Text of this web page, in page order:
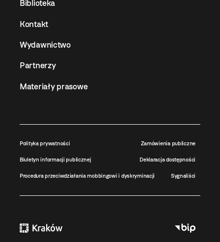
Biblioteka
Kontakt
Wydawnictwo
Partnerzy
Materiały prasowe
Polityka prywatności Zamówienia publiczne
Biuletyn informacji publicznej Deklaracja dostępności
Procedura przeciwdziałania mobbingowi i dyskryminacji Sygnaliści